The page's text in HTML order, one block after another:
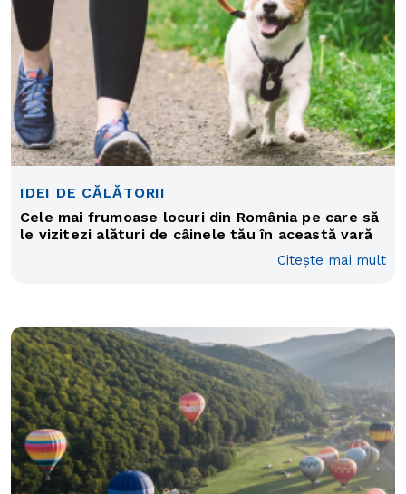
IDEI DE CĂLĂTORII
Cele mai frumoase locuri din România pe care să
le vizitezi alături de câinele tău în această vară
Citește mai mult